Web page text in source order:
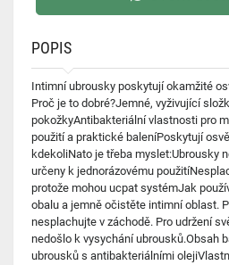
POPIS
Intimní ubrousky poskytují okamžité
Proč je to dobré?Jemné, vyživující
pokožkyAntibakteriální vlastnosti pro
použití a praktické baleníPoskytují
kdekoliNato je třeba myslet:Ubrousky
určeny k jednorázovému
protože mohou ucpat systémJak
obalu a jemně očistěte intimní oblast.
nesplachujte v záchodě. Pro udržení
nedošlo k vysychání ubrousků.Obsah
ubrousků s antibakteriálními